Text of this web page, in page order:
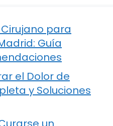
para
Guía
el Dolor de
y Soluciones